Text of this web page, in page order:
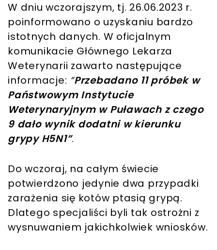
W dniu wczorajszym, tj. 26.06.2023 r.
poinformowano o uzyskaniu bardzo
istotnych danych. W oficjalnym
komunikacie Głównego Lekarza
Weterynarii zawarto następujące
informacje: “Przebadano 11 próbek w
Państwowym Instytucie
Weterynaryjnym w Puławach z czego
9 dało wynik dodatni w kierunku
grypy H5N1”.
Do wczoraj, na całym świecie
potwierdzono jedynie dwa przypadki
zarażenia się kotów ptasią grypą.
Dlatego specjaliści byli tak ostrożni z
wysnuwaniem jakichkolwiek wniosków.